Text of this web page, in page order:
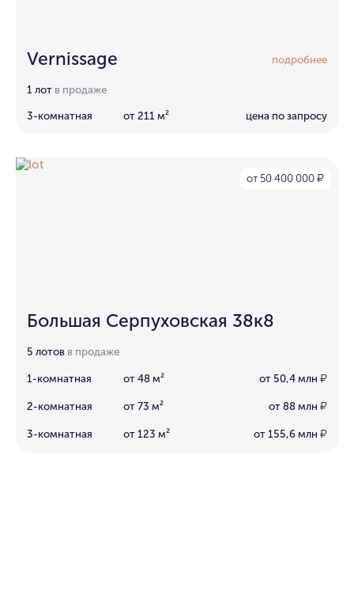
Vernissage подробнее
1 лот в продаже
3-комнатная от 211 м² цена по запросу
от 50 400 000 ₽
Большая Серпуховская 38к8
5 лотов в продаже
1-комнатная от 48 м² от 50,4 млн ₽
2-комнатная от 73 м² от 88 млн ₽
3-комнатная от 123 м² от 155,6 млн ₽